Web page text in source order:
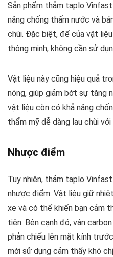
Sản phẩm thảm taplo
năng chống thấm nước và
chùi. Đặc biệt, đế của vật
thông minh, không cần sử
Vật liệu này cũng hiệu quả
nóng, giúp giảm bớt sự tăng
vật liệu còn có khả năng
thẩm mỹ dễ dàng lau chùi
Nhược điểm
Tuy nhiên, thảm taplo
nhược điểm. Vật liệu giữ
xe và có thể khiến bạn cảm
tiên. Bên cạnh đó, vân
phản chiếu lên mặt kính
mới sử dụng cảm thấy khó